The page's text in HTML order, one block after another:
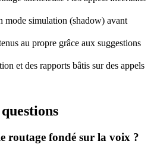
mode simulation (shadow) avant
au propre grâce aux suggestions
et des rapports bâtis sur des appels
routage fondé sur la voix ?